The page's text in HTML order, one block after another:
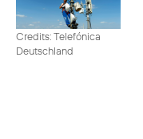
Credits: Telefónica
Deutschland